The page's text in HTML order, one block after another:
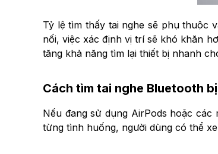
Tỷ lệ tìm thấy tai nghe sẽ phụ thuộc
nối, việc xác định vị trí sẽ khó khăn
tăng khả năng tìm lại thiết bị nhanh
Cách tìm tai nghe Bluetooth
Nếu đang sử dụng AirPods hoặc
từng tình huống, người dùng có thể